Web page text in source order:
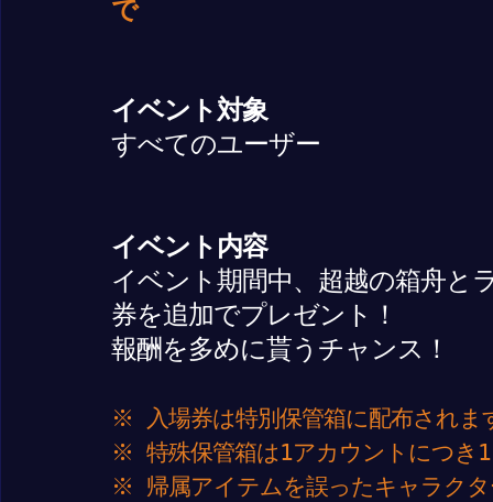
で
イベント対象
すべてのユーザー
イベント内容
イベント期間中、超越の箱舟
券を追加でプレゼント！
報酬を多めに貰うチャンス！
※ 入場券は特別保管箱に配布されま
※ 特殊保管箱は1アカウントにつき
※ 帰属アイテムを誤ったキャラク